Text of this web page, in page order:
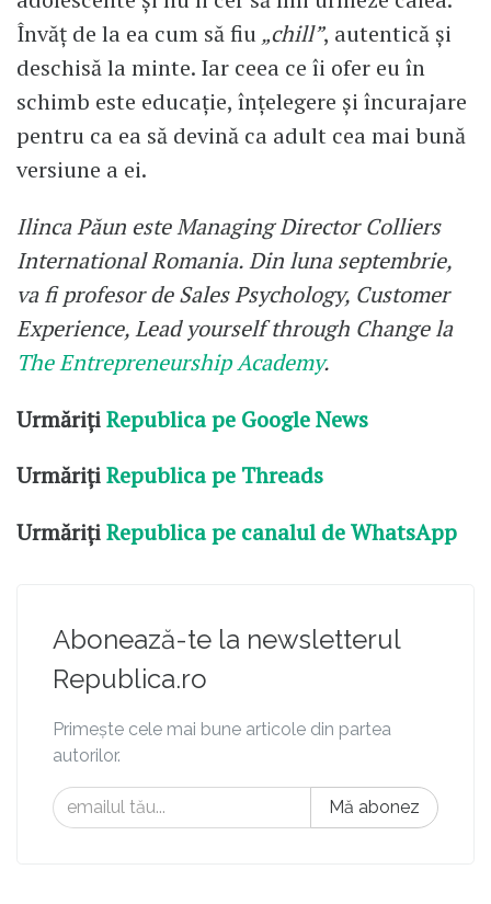
Învăț de la ea cum să fiu„chill”, autentică și
deschisă la minte. Iar ceea ce îi ofer eu în
schimb este educație, înțelegere și încurajare
pentru ca ea să devină ca adult cea mai bună
versiune a ei.
Ilinca Păun este Managing Director Colliers
International Romania. Din luna septembrie,
va fi profesor de Sales Psychology, Customer
Experience, Lead yourself through Change la
The Entrepreneurship Academy.
UrmărițiRepublica pe Google News
UrmărițiRepublica pe Threads
UrmărițiRepublica pe canalul de WhatsApp
Abonează-te la newsletterul
Republica.ro
Primește cele mai bune articole din partea
autorilor.
Mă abonez